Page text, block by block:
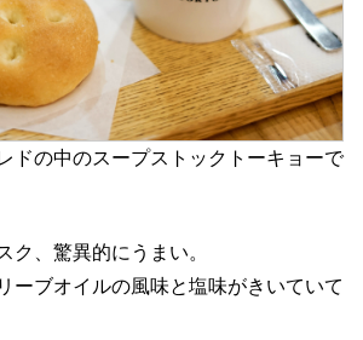
ドの中のスープストックトーキョーで
ク、驚異的にうまい。
ーブオイルの風味と塩味がきいていて